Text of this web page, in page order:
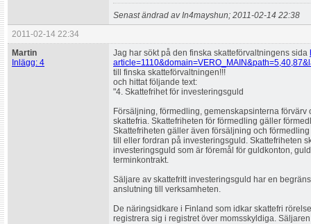
Senast ändrad av In4mayshun; 2011-02-14 22:38
2011-02-14 22:34
Martin
Inlägg: 4
Jag har sökt på den finska skatteförvaltningens sida
till finska skatteförvaltningen!!!
och hittat följande text:
"4. Skattefrihet för investeringsguld
Försäljning, förmedling, gemenskapsinterna
skattefria. Skattefriheten för förmedling gäller
Skattefriheten gäller även försäljning och
till eller fordran på investeringsguld. Skattefriheten
investeringsguld som är föremål för guldkonton,
terminkontrakt.
Säljare av skattefritt investeringsguld har en
anslutning till verksamheten.
De näringsidkare i Finland som idkar skattefri
registrera sig i registret över momsskyldiga.